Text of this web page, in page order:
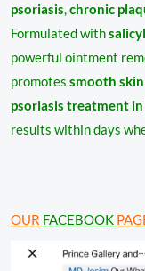
psoriasis,chronic
Formulated with
powerful ointment
promotes smooth
psoriasis treatment in
results within days
OUR FACEBOOK